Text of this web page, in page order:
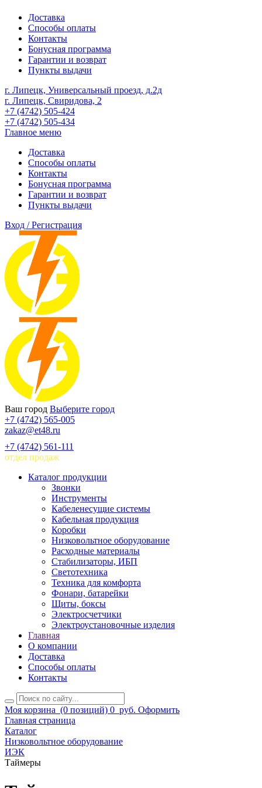
Доставка
Способы оплаты
Контакты
Бонусная программа
Гарантии и возврат
Пункты выдачи
г. Липецк, Универсальный проезд, д.2д
г. Липецк, Свиридова, 2
+7 (4742) 505-424
+7 (4742) 505-434
Главное меню
Доставка
Способы оплаты
Контакты
Бонусная программа
Гарантии и возврат
Пункты выдачи
Вход / Регистрация
Ваш город Выберите город
+7 (4742) 565-005
zakaz@et48.ru
+7 (4742) 561-111
отдел продаж
Каталог продукции
Звонки
Инструменты
Кабеленесущие системы
Кабельная продукция
Коробки
Низковольтное оборудование
Расходные материалы
Стабилизаторы, ИБП
Светотехника
Техника для комфорта
Фонари, батарейки
Щиты, боксы
Электросчетчики
Электроустановочные изделия
Главная
О компании
Доставка
Способы оплаты
Контакты
Моя корзина (0 позиций) 0 руб. Оформить
Главная страница
Каталог
Низковольтное оборудование
ИЭК
Таймеры